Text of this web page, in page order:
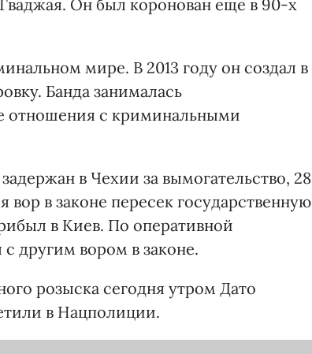
Он был коронован еще в 90-х
мире. В 2013 году он создал в
Банда занималась
отношения с криминальными
в Чехии за вымогательство, 28
в законе пересек государственную
в Киев. По оперативной
другим вором в законе.
розыска сегодня утром Дато
в Нацполиции.